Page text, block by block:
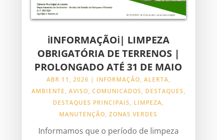
ℹINFORMAÇÃOℹ| LIMPEZA
OBRIGATÓRIA DE TERRENOS |
PROLONGADO ATÉ 31 DE MAIO
ABR 11, 2026 | INFORMAÇÃO, ALERTA,
AMBIENTE, AVISO, COMUNICADOS, DESTAQUES,
DESTAQUES PRINCIPAIS, LIMPEZA,
MANUTENÇÃO,ZONAS VERDES
Informamos que o período de limpeza